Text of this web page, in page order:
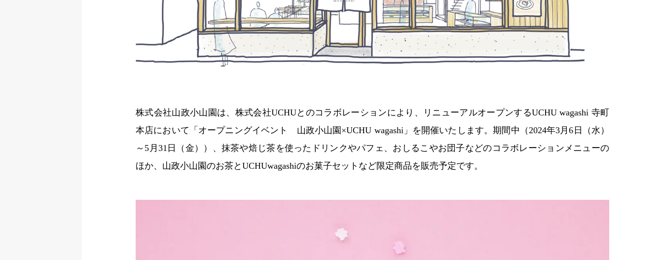
株式会社山政小山園は、株式会社UCHUとのコラボレーションにより、リニューアルオープンするUCHU wagashi 寺町
本店において「オープニングイベント 山政小山園×UCHU wagashi」を開催いたします。期間中（2024年3月6日（水）
～5月31日（金））、抹茶や焙じ茶を使ったドリンクやパフェ、おしるこやお団子などのコラボレーションメニューの
ほか、山政小山園のお茶とUCHUwagashiのお菓子セットなど限定商品を販売予定です。